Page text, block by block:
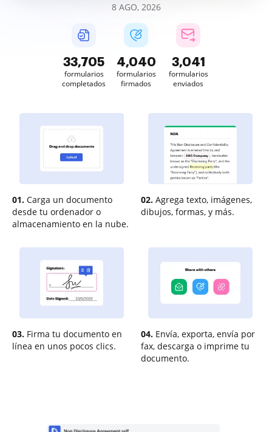
8 AGO, 2026
33,705
formularios
completados
4,040
formularios
firmados
3,041
formularios
enviados
01. Carga un documento
desde tu ordenador o
almacenamiento en la nube.
02. Agrega texto, imágenes,
dibujos, formas, y más.
03. Firma tu documento en
línea en unos pocos clics.
04. Envía, exporta, envía por
fax, descarga o imprime tu
documento.